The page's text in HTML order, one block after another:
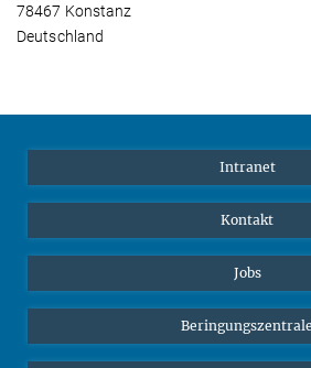
78467 Konstanz
Deutschland
Intranet
Kontakt
Jobs
Beringungszentrale